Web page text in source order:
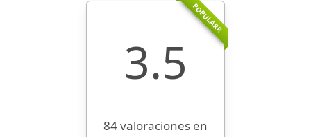
POPULARR
3.5
84 valoraciones en